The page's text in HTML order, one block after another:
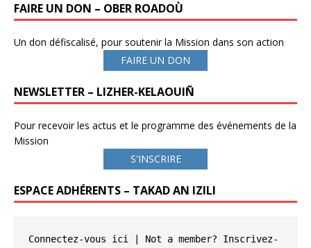
FAIRE UN DON – OBER ROADOÙ
Un don défiscalisé, pour soutenir la Mission dans son action
FAIRE UN DON
NEWSLETTER – LIZHER-KELAOUIÑ
Pour recevoir les actus et le programme des événements de la
Mission
S'INSCRIRE
ESPACE ADHÉRENTS – TAKAD AN IZILI
Connectez-vous ici | Not a member? Inscrivez-